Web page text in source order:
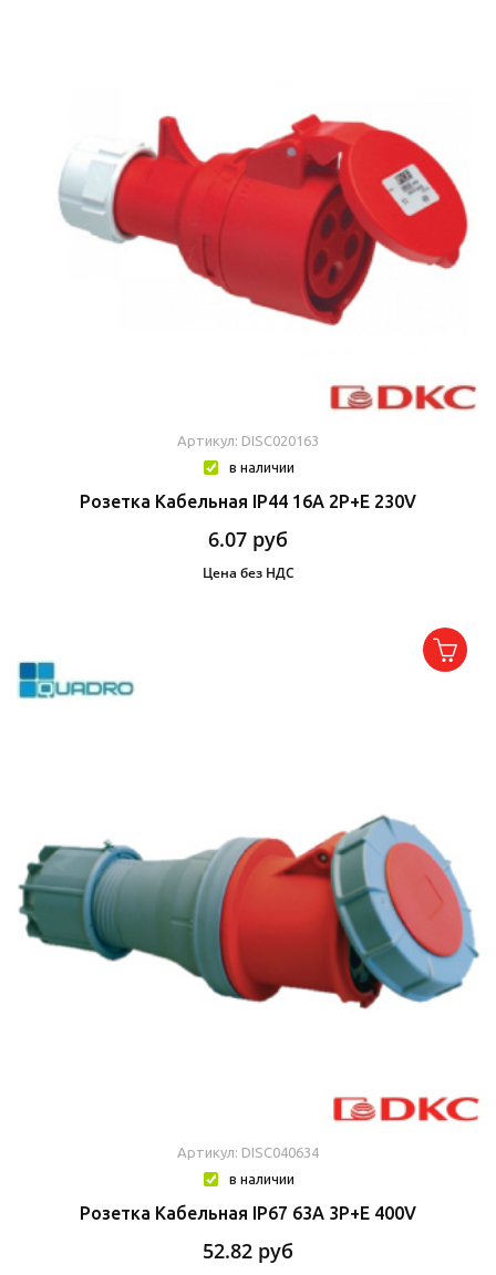
Артикул: DISC020163
в наличии
Розетка Кабельная IP44 16A 2P+E 230V
6.07 руб
Цена без НДС
Артикул: DISC040634
в наличии
Розетка Кабельная IP67 63A 3P+E 400V
52.82 руб